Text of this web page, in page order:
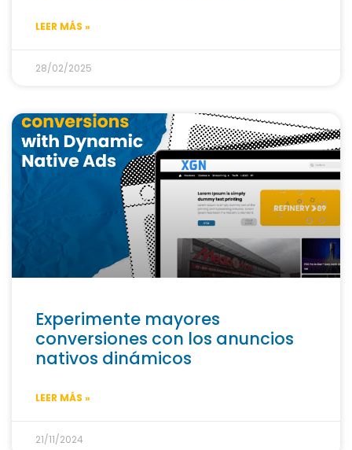
LEER MÁS »
28/02/2025
Experimente mayores
conversiones con los anuncios
nativos dinámicos
LEER MÁS »
21/11/2024